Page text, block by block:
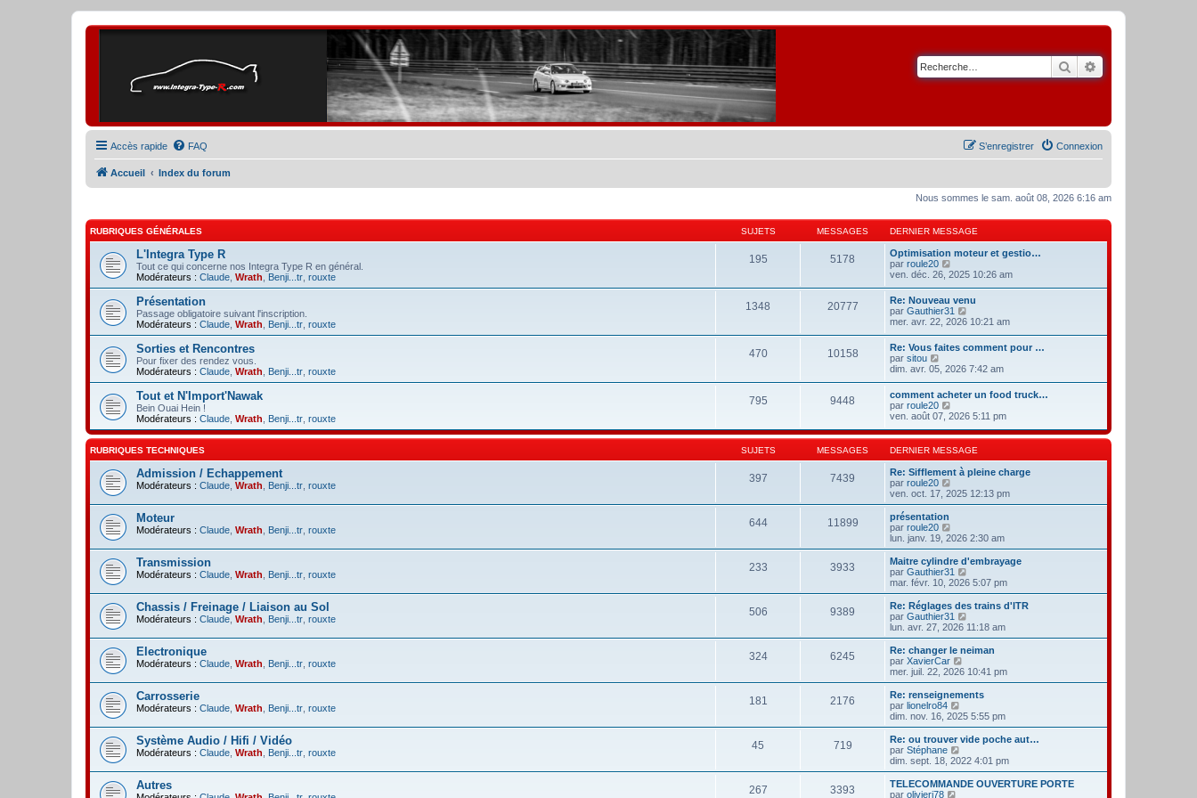
Rechercher
Accès rapide FAQ Connexion
S’enregistrer
Accueil Index du forum
Nous sommes le sam. août 08, 2026 6:16 am
RUBRIQUES GÉNÉRALES SUJETS MESSAGES DERNIER MESSAGE
L'Integra Type R
Tout ce qui concerne nos Integra Type R en général.
Modérateurs : Claude Wrath Benji...tr rouxte
195 5178
Optimisation moteur et gestio…
par roule20
o
l
e
d
e
r
i
e
r
m
e
s
s
g
ven. déc. 26, 2025 10:26 am
Présentation
Passage obligatoire suivant l'inscription.
Modérateurs : Claude Wrath Benji...tr rouxte
1348 20777
Re: Nouveau venu
par Gauthier31
o
l
e
d
e
r
i
e
r
m
e
s
s
a
g
mer. avr. 22, 2026 10:21 am
Sorties et Rencontres
Pour fixer des rendez vous.
Modérateurs : Claude Wrath Benji...tr rouxte
470 10158
Re: Vous faites comment pour …
par sitou
o
l
e
d
e
r
n
i
e
r
m
e
s
s
a
g
e
dim. avr. 05, 2026 7:42 am
Tout et N'Import'Nawak
Bein Ouai Hein !
Modérateurs : Claude Wrath Benji...tr rouxte
795 9448
comment acheter un food truck…
par roule20
o
r
l
d
e
r
n
r
m
e
s
s
a
g
e
ven. août 07, 2026 5:11 pm
RUBRIQUES TECHNIQUES SUJETS MESSAGES DERNIER MESSAGE
Admission / Echappement
Modérateurs : Claude Wrath Benji...tr rouxte
397 7439
Re: Sifflement à pleine charge
par roule20
o
i
e
r
n
i
r
m
e
s
s
a
g
e
ven. oct. 17, 2025 12:13 pm
Moteur
Modérateurs : Claude Wrath Benji...tr rouxte
644 11899
présentation
par roule20
o
i
r
l
e
r
n
i
r
m
e
s
s
a
g
e
lun. janv. 19, 2026 2:30 am
Transmission
Modérateurs : Claude Wrath Benji...tr rouxte
233 3933
Maitre cylindre d'embrayage
par Gauthier31
o
i
r
e
e
r
n
i
r
e
s
s
g
e
mar. févr. 10, 2026 5:07 pm
Chassis / Freinage / Liaison au Sol
Modérateurs : Claude Wrath Benji...tr rouxte
506 9389
Re: Réglages des trains d'ITR
par Gauthier31
o
i
r
e
r
n
i
r
e
s
s
lun. avr. 27, 2026 11:18 am
Electronique
Modérateurs : Claude Wrath Benji...tr rouxte
324 6245
Re: changer le neiman
par XavierCar
o
i
r
e
e
r
n
i
r
mer. juil. 22, 2026 10:41 pm
Carrosserie
Modérateurs : Claude Wrath Benji...tr rouxte
181 2176
Re: renseignements
par lionelro84
o
i
r
e
e
r
dim. nov. 16, 2025 5:55 pm
Système Audio / Hifi / Vidéo
Modérateurs : Claude Wrath Benji...tr rouxte
45 719
Re: ou trouver vide poche aut…
par Stéphane
o
i
r
dim. sept. 18, 2022 4:01 pm
Autres 267 3393
TELECOMMANDE OUVERTURE PORTE
par olivierj78